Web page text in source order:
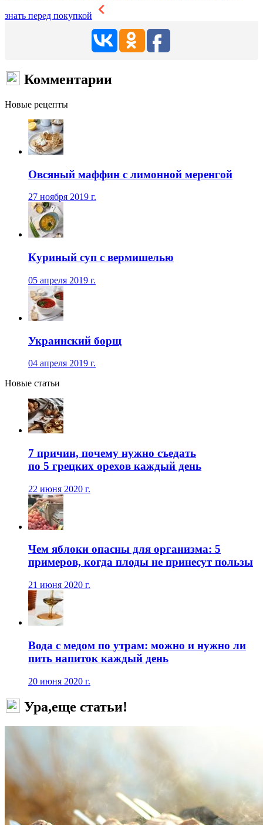
знать перед покупкой
Комментарии
Новые рецепты
Овсяный маффин с лимонной меренгой
27 ноября 2019 г.
Куриный суп с вермишелью
05 апреля 2019 г.
Украинский борщ
04 апреля 2019 г.
Новые статьи
7 причин, почему нужно съедать
по 5 грецких орехов каждый день
22 июня 2020 г.
Чем яблоки опасны для организма: 5
примеров, когда плоды не принесут пользы
21 июня 2020 г.
Вода с медом по утрам: можно и нужно ли
пить напиток каждый день
20 июня 2020 г.
Ура,еще статьи!